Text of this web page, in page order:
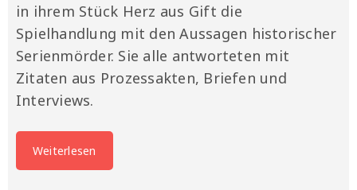
in ihrem Stück Herz aus Gift die
Spielhandlung mit den Aussagen historischer
Serienmörder. Sie alle antworteten mit
Zitaten aus Prozessakten, Briefen und
Interviews.
Weiterlesen